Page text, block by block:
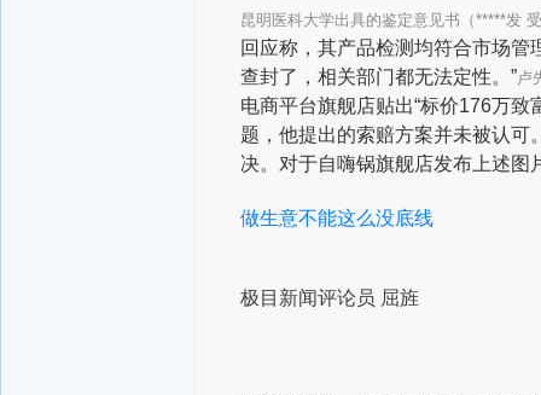
昆明医科大学出具的鉴定意见书（*****发
回应称，其产品检测均符合市场管
查封了，相关部门都无法定性。”卢
电商平台旗舰店贴出“标价176万
题，他提出的索赔方案并未被认可
决。对于自嗨锅旗舰店发布上述图
做生意不能这么没底线
极目新闻评论员 屈旌